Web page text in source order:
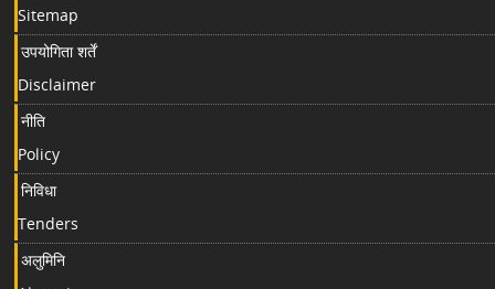
Sitemap
उपयोगिता शर्तें
Disclaimer
नीति
Policy
निविधा
Tenders
अलुमिनि